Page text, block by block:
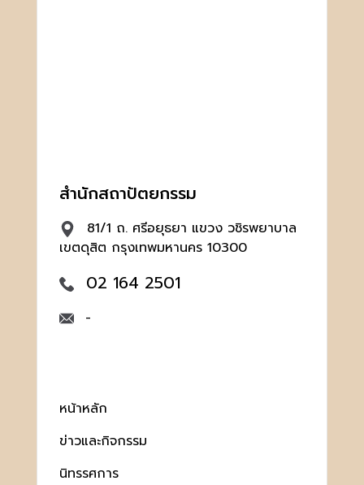
สำนักสถาปัตยกรรม
81/1 ถ. ศรีอยุธยา แขวง วชิรพยาบาล
เขตดุสิต กรุงเทพมหานคร 10300
02 164 2501
-
หน้าหลัก
ข่าวและกิจกรรม
นิทรรศการ